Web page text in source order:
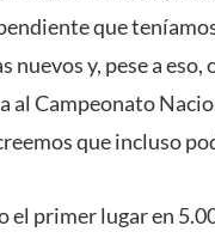
que
nuevos y, pese a
al Campeonato
que incluso
primer lugar en